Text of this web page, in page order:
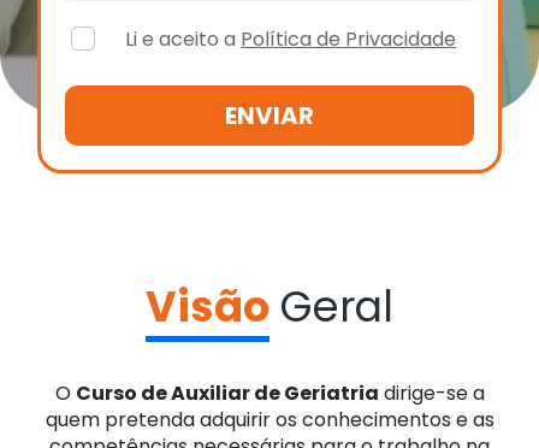
Li e aceito a Política de Privacidade
Visão Geral
O Curso de Auxiliar de Geriatria dirige-se a
quem pretenda adquirir os conhecimentos e as